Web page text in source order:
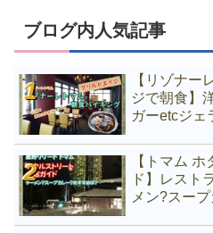
ブログ内人気記事
【リゾナー
ジで朝食】
ガーetcジェ
【トマム
ド】レスト
メン?スー